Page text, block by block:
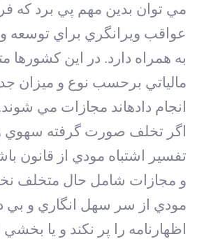
مي توان بدين مهم پي برد که
عواقب ويرانگري براي توسعه
به همراه دارد. در اين کشورها
مالياتي برحسب نوع و ميزان
انجام داده‏اند مجازات مي‏ شوند.
اگر تخلف صورت گرفته سهوي و
تفسير اشتباه مودي از قانون
و مجازات شامل حال متخلف
مودي از سر سهل انگاري و بي
اظهارنامه را پر نکند و يا بخشي